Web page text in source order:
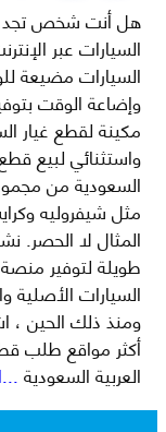
هل أنت شخص تجد
السيارات عبر
السيارات مضيعة
وإضاعة الوقت
مكينة لقطع غيار
واستثنائي لبيع
السعودية من
مثل شيفروليه
طويلة لتوفير
السيارات الأصلية
أكثر مواقع طلب
العربية السعودية